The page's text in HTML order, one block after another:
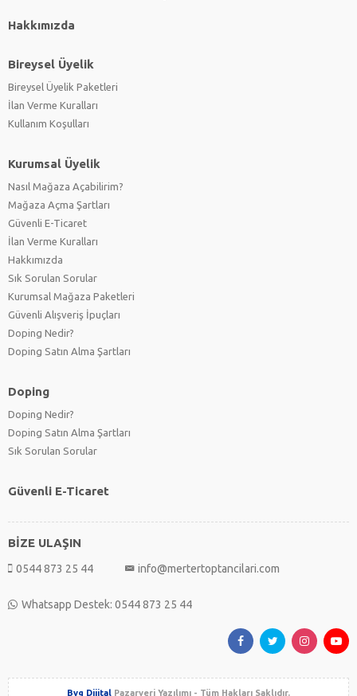
Hakkımızda
Bireysel Üyelik
Bireysel Üyelik Paketleri
İlan Verme Kuralları
Kullanım Koşulları
Kurumsal Üyelik
Nasıl Mağaza Açabilirim?
Mağaza Açma Şartları
Güvenli E-Ticaret
İlan Verme Kuralları
Hakkımızda
Sık Sorulan Sorular
Kurumsal Mağaza Paketleri
Güvenli Alışveriş İpuçları
Doping Nedir?
Doping Satın Alma Şartları
Doping
Doping Nedir?
Doping Satın Alma Şartları
Sık Sorulan Sorular
Güvenli E-Ticaret
BİZE ULAŞIN
0544 873 25 44 info@mertertoptancilari.com
Whatsapp Destek: 0544 873 25 44
Byg Dijital Pazaryeri Yazılımı - Tüm Hakları Saklıdır.